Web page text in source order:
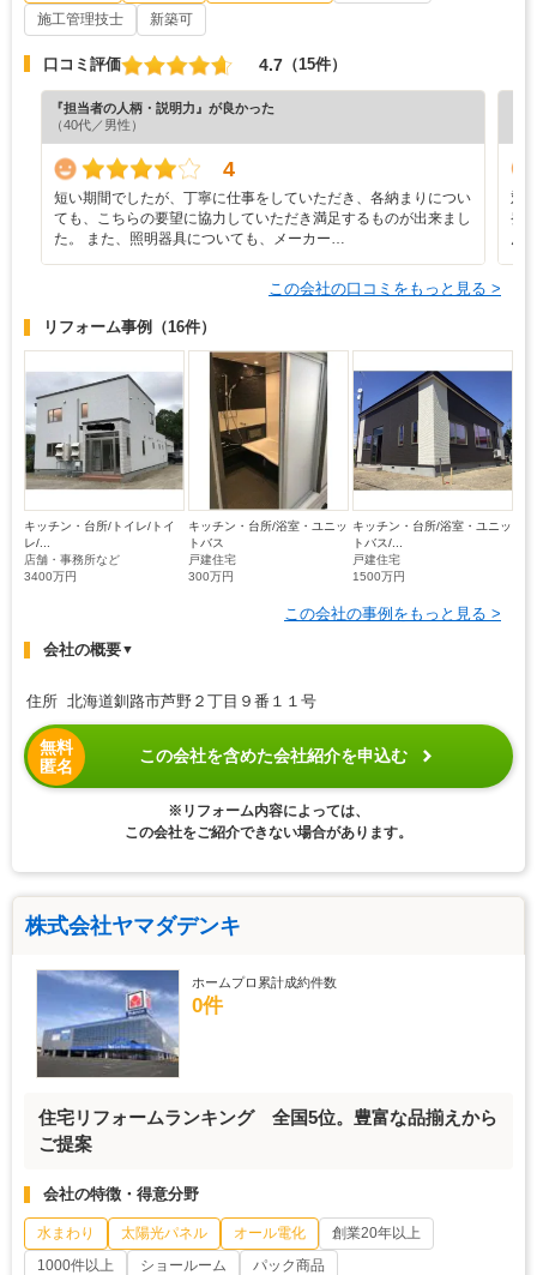
施工管理技士
新築可
口コミ評価 4.7 （15件）
『担当者の人柄・説明力』が良かった
（40代／男性）
4
短い期間でしたが、丁寧に仕事をしていただき、各納まりについ
ても、こちらの要望に協力していただき満足するものが出来まし
た。 また、照明器具についても、メーカー…
対
発
この会社の口コミをもっと見る >
リフォーム事例 （16件）
キッチン・台所/トイレ/トイ
レ/...
店舗・事務所など
3400万円
キッチン・台所/浴室・ユニッ
トバス
戸建住宅
300万円
キッチン・台所/浴室・ユニッ
トバス/...
戸建住宅
1500万円
この会社の事例をもっと見る >
会社の概要▼
住所 北海道釧路市芦野２丁目９番１１号
無料
匿名
この会社を含めた会社紹介を申込む
※リフォーム内容によっては、
この会社をご紹介できない場合があります。
株式会社ヤマダデンキ
ホームプロ累計成約件数
0件
住宅リフォームランキング 全国5位。豊富な品揃えから
ご提案
会社の特徴・得意分野
水まわり 太陽光パネル オール電化
創業20年以上
1000件以上
ショールーム パック商品